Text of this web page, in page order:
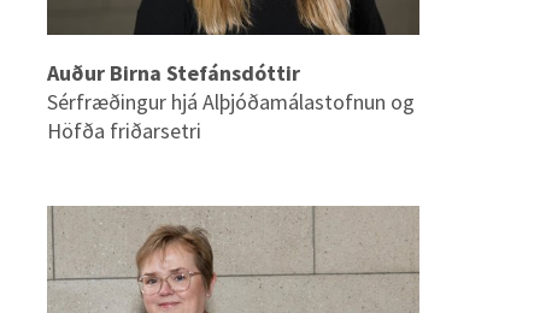
Auður Birna Stefánsdóttir
Sérfræðingur hjá Alþjóðamálastofnun og
Höfða friðarsetri